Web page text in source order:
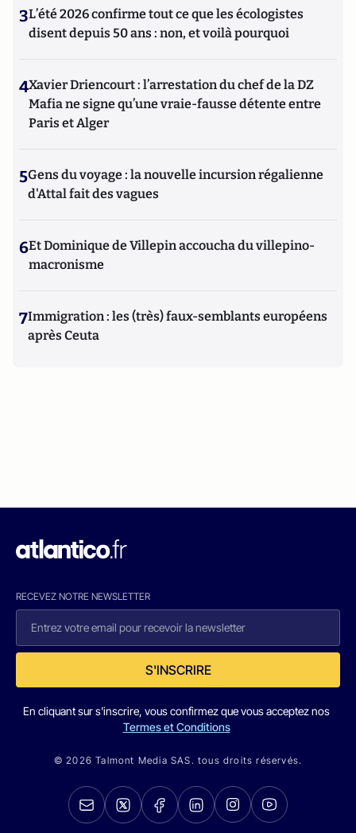
3L’été 2026 confirme tout ce que les écologistes
disent depuis 50 ans : non, et voilà pourquoi
4Xavier Driencourt : l’arrestation du chef de la DZ
Mafia ne signe qu’une vraie-fausse détente entre
Paris et Alger
5Gens du voyage : la nouvelle incursion régalienne
d'Attal fait des vagues
6Et Dominique de Villepin accoucha du villepino-
macronisme
7Immigration : les (très) faux-semblants européens
après Ceuta
RECEVEZ NOTRE NEWSLETTER
S'INSCRIRE
En cliquant sur s'inscrire, vous confirmez que vous acceptez nos
Termes et Conditions
© 2026 Talmont Media SAS. tous droits réservés.